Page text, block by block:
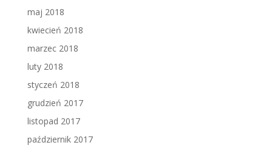
maj 2018
kwiecień 2018
marzec 2018
luty 2018
styczeń 2018
grudzień 2017
listopad 2017
październik 2017